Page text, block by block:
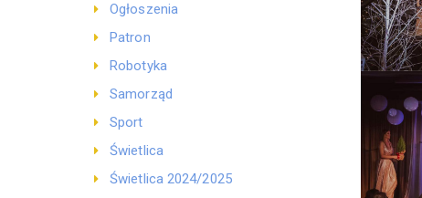
Ogłoszenia
Patron
Robotyka
Samorząd
Sport
Świetlica
Świetlica 2024/2025